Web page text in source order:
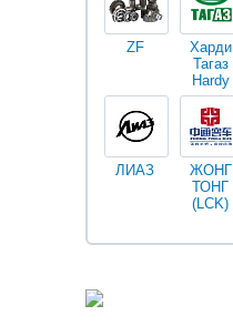
ZF
Харди
Тагаз
Hardy
ЛИАЗ
ЖОНГ
ТОНГ
(LCK)